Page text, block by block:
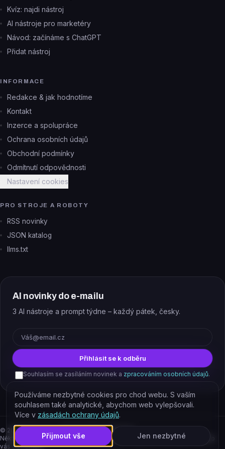
Kvíz: najdi nástroj
AI nástroje pro marketéry
Návod: začínáme s ChatGPT
Přidat nástroj
INFORMACE
Redakce & jak hodnotíme
Kontakt
Inzerce a spolupráce
Ochrana osobních údajů
Obchodní podmínky
Odmítnutí odpovědnosti
Nastavení cookies
PRO STROJE A ROBOTY
RSS novinky
JSON katalog
llms.txt
AI novinky do e-mailu
3 AI nástroje a prompt týdne – každý pátek, česky.
Přihlásit se k odběru
Souhlasím se zasíláním novinek a zpracováním osobních údajů.
© 2026
EJAJ s.r.o. – všechna práva vyhrazena.
Některé odkazy jsou affiliate. Podporujete tím provoz katalogu, cena pro
vás se nemění.
Používáme nezbytné cookies pro chod webu. S vaším
souhlasem také analytické, abychom web vylepšovali.
Více v zásadách ochrany údajů.
Přijmout vše Jen nezbytné